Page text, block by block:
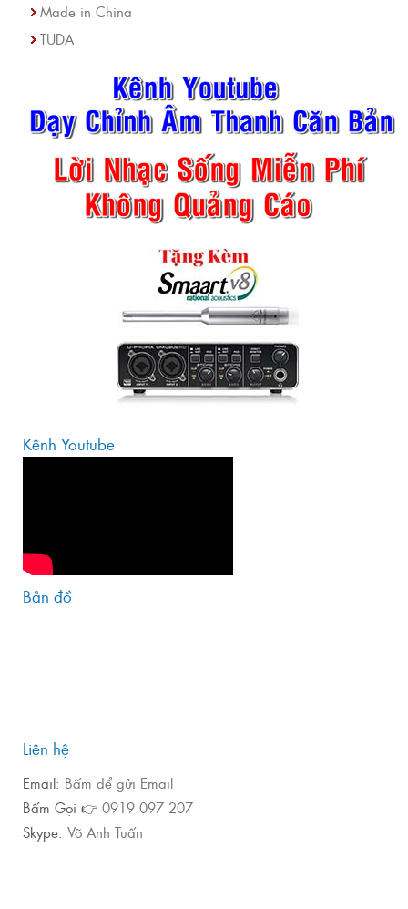
Made in China
TUDA
Kênh Youtube
Bản đồ
Liên hệ
Email: Bấm để gửi Email
Bấm Gọi 👉 0919 097 207
Skype: Võ Anh Tuấn